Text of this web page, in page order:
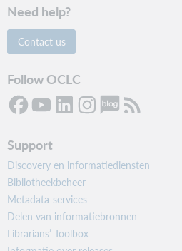
Need help?
Contact us
Follow OCLC
Support
Discovery en informatiediensten
Bibliotheekbeheer
Metadata-services
Delen van informatiebronnen
Librarians’ Toolbox